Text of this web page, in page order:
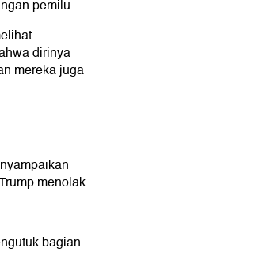
pemilu.
dirinya
mereka juga
menolak.
bagian